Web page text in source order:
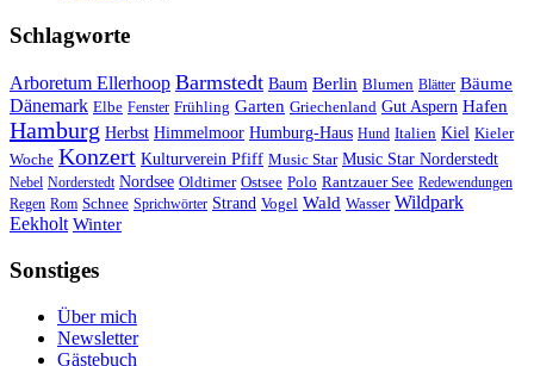
Schlagworte
Arboretum Ellerhoop Barmstedt Baum Berlin Blumen Blätter Bäume
Dänemark Elbe Fenster Frühling Garten Griechenland Gut Aspern Hafen
Hamburg Herbst Himmelmoor Humburg-Haus Hund Italien Kiel Kieler
Woche Konzert Kulturverein Pfiff Music Star Music Star Norderstedt
Nebel Norderstedt Nordsee Oldtimer Ostsee Polo Rantzauer See Redewendungen
Regen Rom Schnee Sprichwörter Strand Vogel Wald Wasser Wildpark
Eekholt Winter
Sonstiges
Über mich
Newsletter
Gästebuch